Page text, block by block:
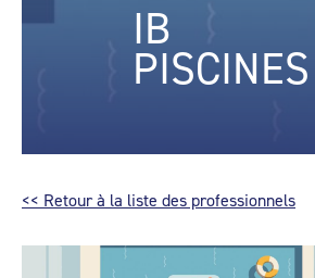
IB
PISCINES
<< Retour à la liste des professionnels